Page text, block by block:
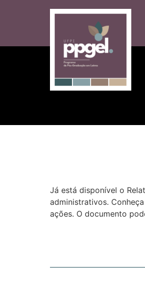
Já está disponível o
administrativos.
ações. O documento